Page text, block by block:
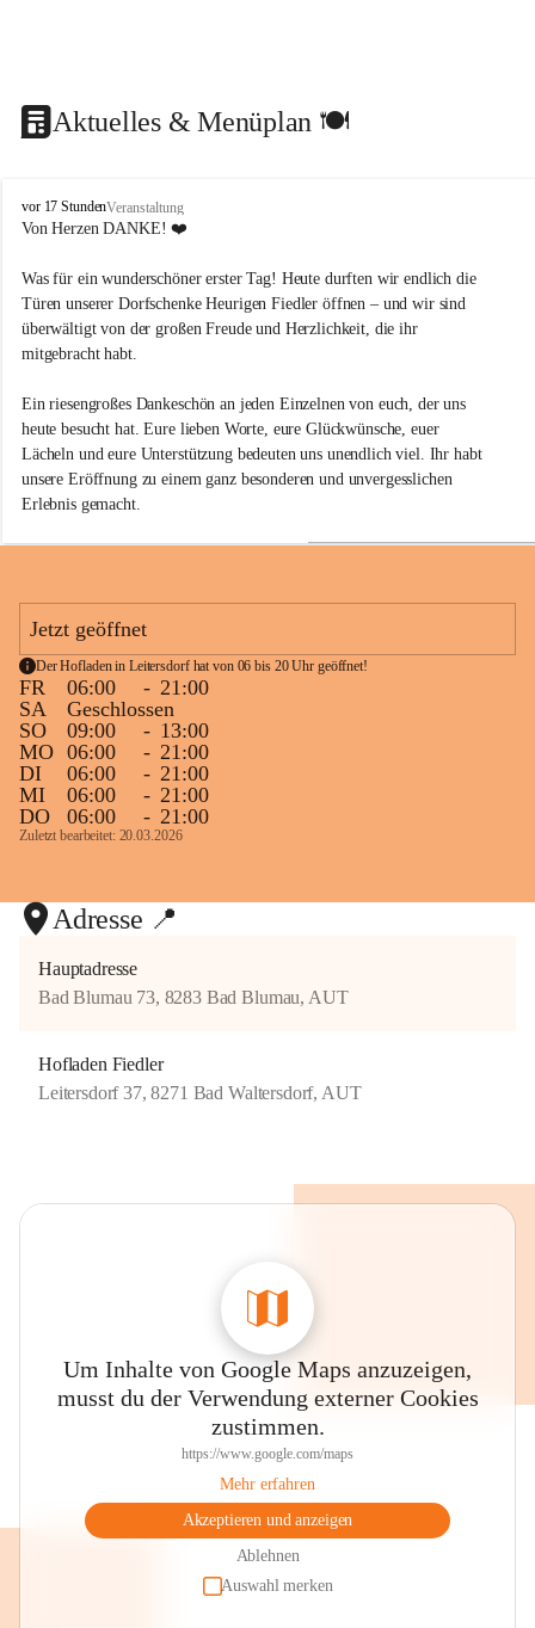
Aktuelles & Menüplan 🍽️
D
o
f
s
c
h
e
k
e
H
e
u
r
g
e
d
l
e
r
vor 17 StundenVeranstaltung
Von Herzen DANKE! ❤️
Was für ein wunderschöner erster Tag! Heute durften wir endlich die
Türen unserer Dorfschenke Heurigen Fiedler öffnen – und wir sind
überwältigt von der großen Freude und Herzlichkeit, die ihr
mitgebracht habt.
Ein riesengroßes Dankeschön an jeden Einzelnen von euch, der uns
heute besucht hat. Eure lieben Worte, eure Glückwünsche, euer
Lächeln und eure Unterstützung bedeuten uns unendlich viel. Ihr habt
unsere Eröffnung zu einem ganz besonderen und unvergesslichen
Erlebnis gemacht.
wie viele Menschen diesen ersten Tag mit uns gefeiert haben, macht
uns unglaublich glücklich und dankbar.
Wir freuen uns schon jetzt auf viele gemütliche Stunden, nette
Gespräche und schöne gemeinsame Momente mit euch.
Danke, dass ihr heute Teil unseres Herzensprojekts wart. Wir freuen
uns auf ein baldiges Wiedersehen in der Dorfschenke Heurigen Fiedler!
❤️🥂🌿
Jetzt geöffnet
Der Hofladen in Leitersdorf hat von 06 bis 20 Uhr geöffnet!
FR 06:00 - 21:00
SA
Geschlossen
SO
09:00 - 13:00
MO 06:00 - 21:00
DI
06:00 - 21:00
MI
06:00 - 21:00
DO
06:00 - 21:00
Zuletzt bearbeitet: 20.03.2026
Adresse 📍
Hauptadresse
Bad Blumau 73, 8283 Bad Blumau, AUT
Hofladen Fiedler
Leitersdorf 37, 8271 Bad Waltersdorf, AUT
Um Inhalte von Google Maps anzuzeigen,
musst du der Verwendung externer Cookies
zustimmen.
https://www.google.com/maps
Mehr erfahren
Akzeptieren und anzeigen
Ablehnen
Auswahl merken